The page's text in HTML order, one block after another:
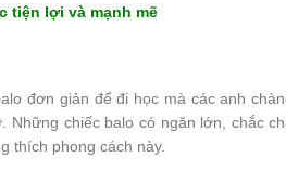
tiện lợi và mạnh mẽ
đơn giản để đi học mà các anh
Những chiếc balo có ngăn lớn, chắc
thích phong cách này.